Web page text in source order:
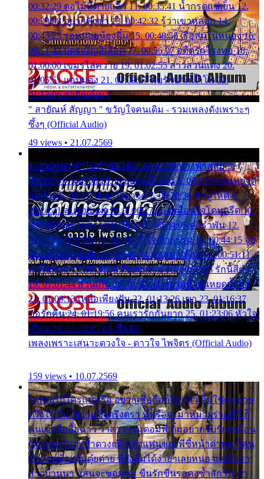
00:32:29 ตอไม้ที่ตายแล้ว 11. 00:35:41 น้ำกรดแช่เย็น 12.
00:39:08 อยากฟังซ้ำ 13. 00:42:32 รู้ว่าเขาหลอก 14.
00:45:25 รอหน่อยน้องติ๋ม 15. 00:48:56 เรือล่มในหนอง 16.
00:51:43 บัตรเชิญสีเลือด 17. 00:56:07 อดีตรักโรงทอ 18.
01:00:00 เขมรไล่ควาย 19. 01:02:55 สาวสวนแตง 20.
01:05:51 แอบมอง 21. 01:09:27 พบรักปากน้ำโพ 22.
01:13:06 สายัณห์เมา
" สายัณห์ สัญญา " ขวัญใจคนเดิม - รวมเพลงดังเพราะๆ
ซึ้งๆ (Official Audio)
49 views • 21.07.2569
1. 00:00:00 ทำไมทำฉันได้ 2. 00:03:20 นางฟ้าสลัม 3.
00:06:50 คน 4. 00:10:36 บุญเหลือเกิน 5. 00:13:58 ฝนหยาด
สุดท้าย 6. 00:17:30 ยาใจยาจก 7. 00:20:30 คิดดูให้ดี 8.
00:24:21 ลบรอยแผลรัก 9. 00:27:35 เหมือนใจโดนกรีด 10.
00:30:54 ขบวนการเปาเปียว 11. 00:34:05 คำรำพัน 12.
00:37:20 ปาหนัน 13. 00:40:37 ใจเจ้ากรรม 14. 00:44:15 จูบ
ฉันแล้วจงตายเสีย 15. 00:47:24 ขอสูมาเต๊อะ 16. 00:51:11
คนใจมาร 17. 00:54:50 คืนทรมาน 18. 00:58:25 รักนี้สีดำ
19. 01:01:44 ส่วนเกิน 20. 01:05:42 หยาดน้ำฝนหยดน้ำตา
21. 01:09:13 เหลือเพียงฝัน 22. 01:13:26 เขา 23. 01:16:37
ขอรักคืน 24. 01:19:56 คนเรารักกันยาก 25. 01:23:06 หัวใจ
เถื่อน 26. 01:26:45 อยู่เพื่อลูก
เพลงเพราะเสนาะดวงใจ - ดาวใจ ไพจิตร (Official Audio)
159 views • 10.07.2569
ไม่เคยรักใครแน่หรือ อยากเชื่อถือก็ไม่กล้า ติ๋มใช่คนสวย
ตรึงใจ ติ๋มใช่งามซึ้งตรึงตรา พี่หรือจะมาหมายร่วมชีวี ก็
คนเขาลืออื้อฉาว ว่าสาวๆรุมตอมพี่ ติ๋มอยากรับรักเหมือน
กัน แต่หวั่นจะช้ำดวงฤดี กลัวแฟนของพี่ชี้หน้าด่าทอ ก็คน
ชื่อต๋อยต้อยตุ้มตุ๋ยต่าย พี่ยังลืมได้ง่ายๆเลยหนอ แค่ตัวเรา
สาวบ้านนา แสนจะซอมซ่อ ขืนรักขืนรอคงช้ำสักวัน ถ้า